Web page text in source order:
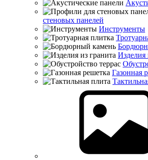
стеновых панелей
Инструменты
Изделия
Газонная